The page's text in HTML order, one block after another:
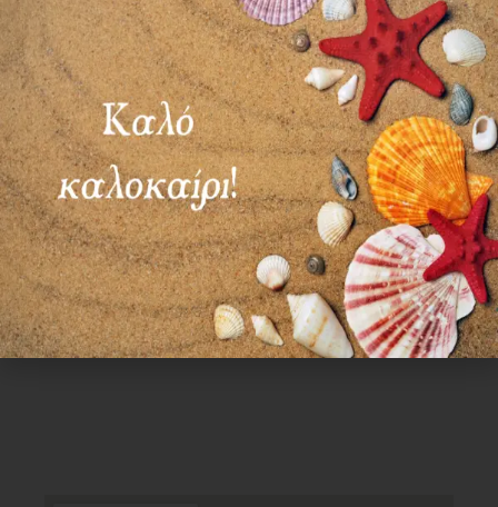
ΣΑΒ – ΚΥΡ: ΚΛΕΙΣΤΑ
Χρήσιμα Links
Όροι Χρήσης
Πολιτική απορρήτου
Τρόποι πληρωμής
Τρόποι αποστολής